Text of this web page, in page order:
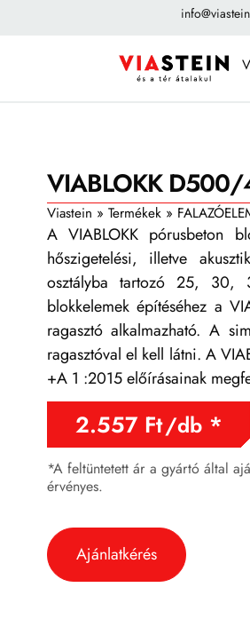
VIABLOKK D500/
Viastein » Termékek»
A VIABLOKK pórusbeton
hőszigetelési, illetve
osztályba tartozó 25, 30,
blokkelemek építéséhez a
ragasztó alkalmazható. A
ragasztóval el kell látni. A
+A 1 :2015 előírásainak
2.557 Ft/db
*A feltüntetett ár a gyártó által
érvényes.
Ajánlatkérés